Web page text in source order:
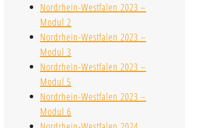
Nordrhein-Westfalen 2023 –
Modul 2
Nordrhein-Westfalen 2023 –
Modul 3
Nordrhein-Westfalen 2023 –
Modul 5
Nordrhein-Westfalen 2023 –
Modul 6